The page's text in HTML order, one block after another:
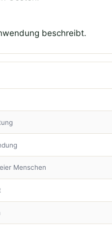
beschreibt.
Menschen